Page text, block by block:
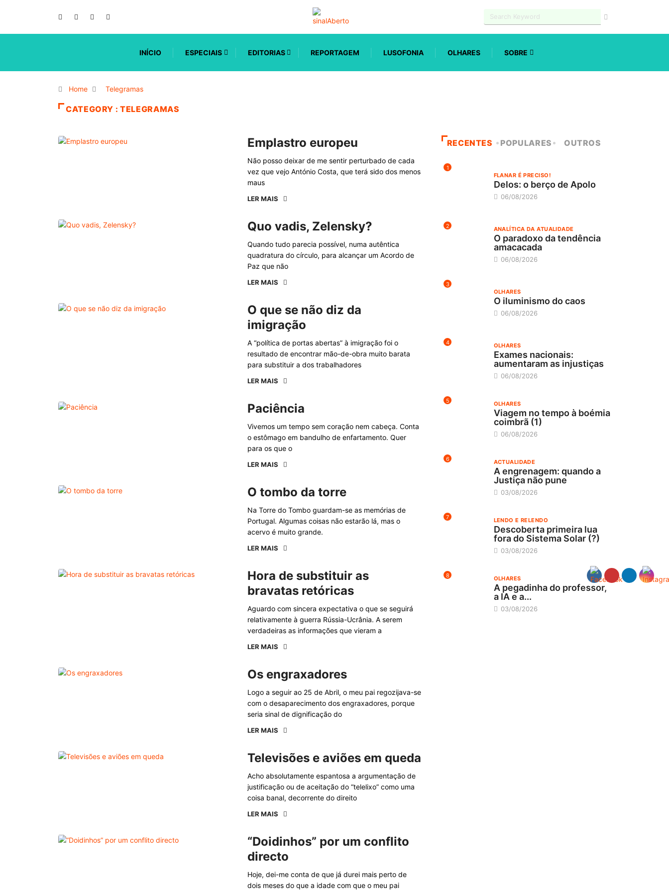
INÍCIO ESPECIAIS EDITORIAS REPORTAGEM LUSOFONIA OLHARES SOBRE
Home Telegramas
CATEGORY : TELEGRAMAS
Emplastro europeu
Não posso deixar de me sentir perturbado de cada
vez que vejo António Costa, que terá sido dos menos
maus
LER MAIS
Quo vadis, Zelensky?
Quando tudo parecia possível, numa autêntica
quadratura do círculo, para alcançar um Acordo de
Paz que não
LER MAIS
O que se não diz da
imigração
A “política de portas abertas” à imigração foi o
resultado de encontrar mão-de-obra muito barata
para substituir a dos trabalhadores
LER MAIS
Paciência
Vivemos um tempo sem coração nem cabeça. Conta
o estômago em bandulho de enfartamento. Quer
para os que o
LER MAIS
O tombo da torre
Na Torre do Tombo guardam-se as memórias de
Portugal. Algumas coisas não estarão lá, mas o
acervo é muito grande.
LER MAIS
Hora de substituir as
bravatas retóricas
Aguardo com sincera expectativa o que se seguirá
relativamente à guerra Rússia-Ucrânia. A serem
verdadeiras as informações que vieram a
LER MAIS
Os engraxadores
Logo a seguir ao 25 de Abril, o meu pai regozijava-se
com o desaparecimento dos engraxadores, porque
seria sinal de dignificação do
LER MAIS
Televisões e aviões em queda
Acho absolutamente espantosa a argumentação de
justificação ou de aceitação do “telelixo” como uma
coisa banal, decorrente do direito
LER MAIS
“Doidinhos” por um conflito
directo
Hoje, dei-me conta de que já durei mais perto de
dois meses do que a idade com que o meu pai
RECENTES POPULARES OUTROS
1
FLANAR É PRECISO!
Delos: o berço de Apolo
06/08/2026
2 ANALÍTICA DA ATUALIDADE
O paradoxo da tendência
amacacada
06/08/2026
3
OLHARES
O iluminismo do caos
06/08/2026
4 OLHARES
Exames nacionais:
aumentaram as injustiças
06/08/2026
5 OLHARES
Viagem no tempo à boémia
coimbrã (1)
06/08/2026
6 ACTUALIDADE
A engrenagem: quando a
Justiça não pune
03/08/2026
7 LENDO E RELENDO
Descoberta primeira lua
fora do Sistema Solar (?)
03/08/2026
8 OLHARES
A pegadinha do professor,
a IA e a...
03/08/2026